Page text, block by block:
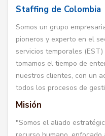
Staffing de Colombia
Somos un grupo
pioneros y experto en el
servicios temporales
tomamos el tiempo de
nuestros clientes, con un
todos los procesos de
Misión
"Somos el aliado